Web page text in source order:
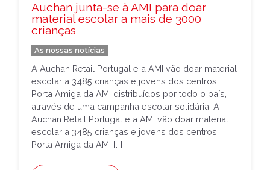
Auchan junta-se à AMI para doar
material escolar a mais de 3000
crianças
As nossas notícias
A Auchan Retail Portugal e a AMI vão doar material
escolar a 3485 crianças e jovens dos centros
Porta Amiga da AMI distribuídos por todo o país,
através de uma campanha escolar solidária. A
Auchan Retail Portugal e a AMI vão doar material
escolar a 3485 crianças e jovens dos centros
Porta Amiga da AMI […]